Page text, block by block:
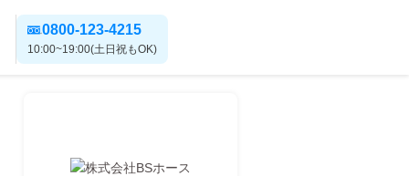
0800-123-4215
10:00~19:00(土日祝もOK)